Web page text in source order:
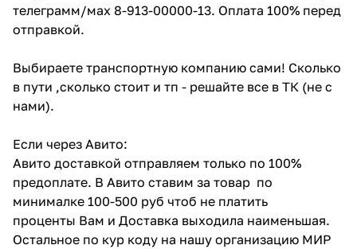
телеграмм/мах 8-913-00000-13. Оплата 100% перед
отправкой.
Выбираете транспортную компанию сами! Сколько
в пути ,сколько стоит и тп - решайте все в ТК (не с
нами).
Если через Авито:
Авито доставкой отправляем только по 100%
предоплате. В Авито ставим за товар по
минималке 100-500 руб чтоб не платить
проценты Вам и Доставка выходила наименьшая.
Остальное по кур коду на нашу организацию МИР